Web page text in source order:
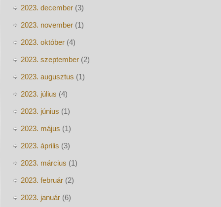
2023. december(3)
2023. november(1)
2023. október(4)
2023. szeptember(2)
2023. augusztus (1)
2023. július (4)
2023. június (1)
2023. május (1)
2023. április (3)
2023. március (1)
2023. február(2)
2023. január(6)